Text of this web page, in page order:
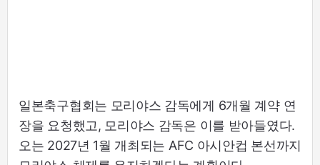
일본축구협회는 모리야스 감독에게 6개월 계약 연
장을 요청했고, 모리야스 감독은 이를 받아들였다.
오는 2027년 1월 개최되는 AFC 아시안컵 본선까지